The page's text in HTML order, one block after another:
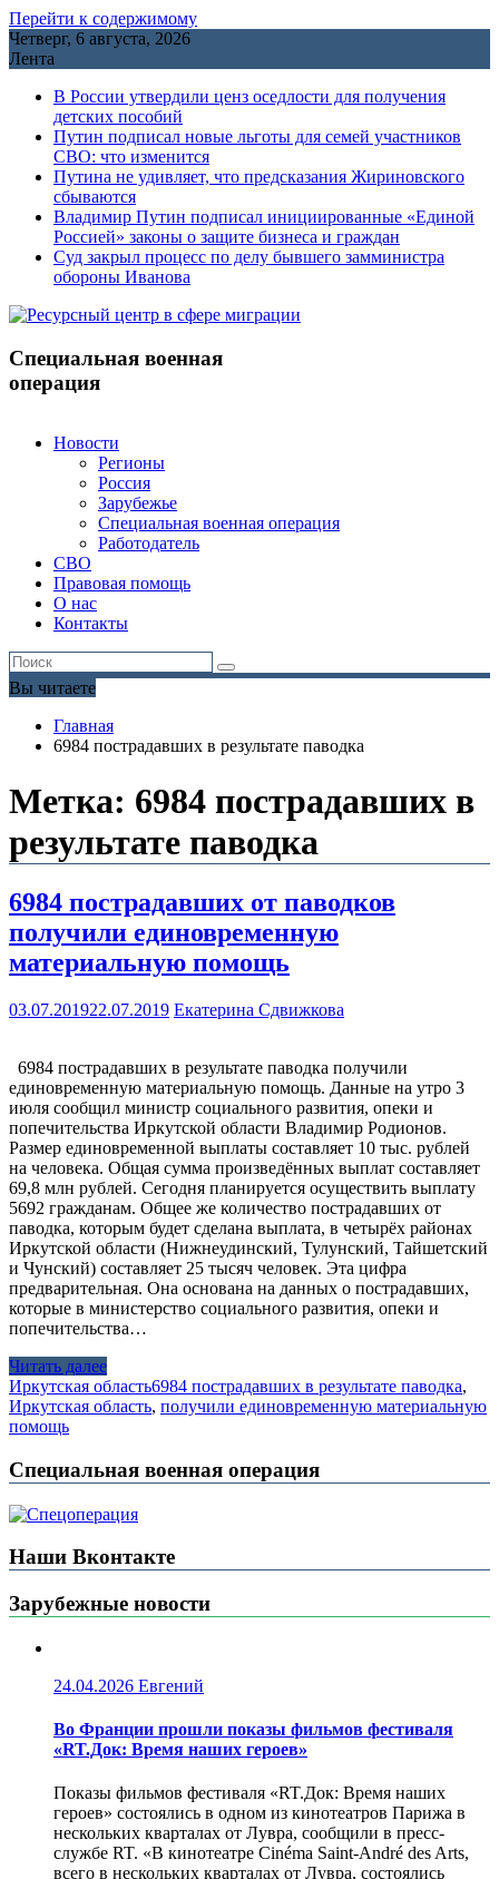
Перейти к содержимому
Четверг, 6 августа, 2026
Лента
В России утвердили ценз оседлости для получения
детских пособий
Путин подписал новые льготы для семей участников
СВО: что изменится
Путина не удивляет, что предсказания Жириновского
сбываются
Владимир Путин подписал инициированные «Единой
Россией» законы о защите бизнеса и граждан
Cуд закрыл процесс по делу бывшего замминистра
обороны Иванова
Специальная военная
операция
Новости
Регионы
Россия
Зарубежье
Специальная военная операция
Работодатель
СВО
Правовая помощь
О нас
Контакты
Вы читаете
Главная
6984 пострадавших в результате паводка
Метка: 6984 пострадавших в
результате паводка
6984 пострадавших от паводков
получили единовременную
материальную помощь
03.07.201922.07.2019 Екатерина Сдвижкова
6984 пострадавших в результате паводка получили
единовременную материальную помощь. Данные на утро 3
июля сообщил министр социального развития, опеки и
попечительства Иркутской области Владимир Родионов.
Размер единовременной выплаты составляет 10 тыс. рублей
на человека. Общая сумма произведённых выплат составляет
69,8 млн рублей. Сегодня планируется осуществить выплату
5692 гражданам. Общее же количество пострадавших от
паводка, которым будет сделана выплата, в четырёх районах
Иркутской области (Нижнеудинский, Тулунский, Тайшетский
и Чунский) составляет 25 тысяч человек. Эта цифра
предварительная. Она основана на данных о пострадавших,
которые в министерство социального развития, опеки и
попечительства…
Читать далее
Иркутская область6984 пострадавших в результате паводка,
Иркутская область, получили единовременную материальную
помощь
Специальная военная операция
Наши Вконтакте
Зарубежные новости
24.04.2026 Евгений
Во Франции прошли показы фильмов фестиваля
«RT.Док: Время наших героев»
Показы фильмов фестиваля «RT.Док: Время наших
героев» состоялись в одном из кинотеатров Парижа в
нескольких кварталах от Лувра, сообщили в пресс-
службе RT. «В кинотеатре Cinéma Saint-André des Arts,
всего в нескольких кварталах от Лувра, состоялись